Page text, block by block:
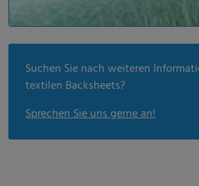
Suchen Sie nach weiteren
textilen Backsheets?
Sprechen Sie uns gerne an!